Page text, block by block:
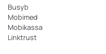
Busyb
Mobimed
Mobikassa
Linktrust